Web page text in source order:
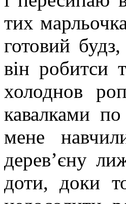
тих
готовий
він робитси
холоднов
кавалками
мене
дерев’єну
доти, доки